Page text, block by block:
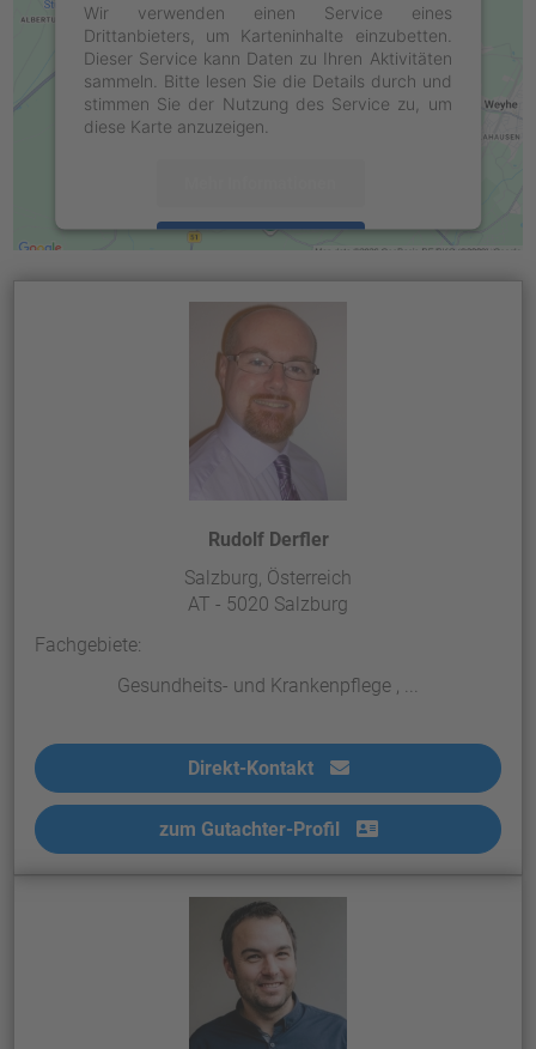
Wir verwenden einen Service eines
Drittanbieters, um Karteninhalte einzubetten.
Dieser Service kann Daten zu Ihren Aktivitäten
sammeln. Bitte lesen Sie die Details durch und
stimmen Sie der Nutzung des Service zu, um
diese Karte anzuzeigen.
Management Platform
Rudolf Derfler
Salzburg, Österreich
AT - 5020 Salzburg
Fachgebiete:
Gesundheits- und Krankenpflege , ...
Direkt-Kontakt
zum Gutachter-Profil